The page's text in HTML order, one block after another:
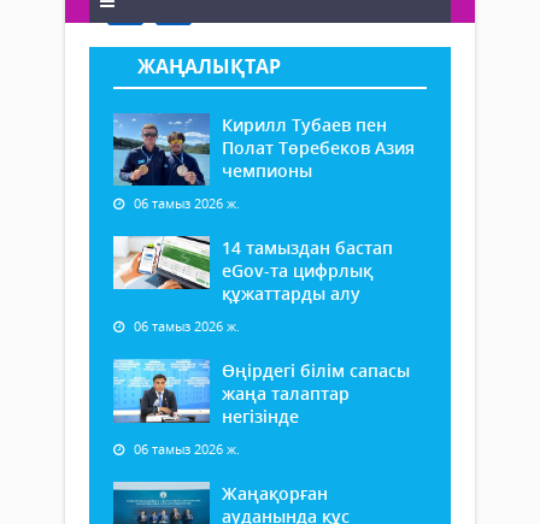
ЖАҢАЛЫҚТАР
Кирилл Тубаев пен
Полат Төребеков Азия
чемпионы
06 тамыз 2026 ж.
14 тамыздан бастап
еGov-та цифрлық
құжаттарды алу
06 тамыз 2026 ж.
Өңірдегі білім сапасы
жаңа талаптар
негізінде
06 тамыз 2026 ж.
Жаңақорған
ауданында құс